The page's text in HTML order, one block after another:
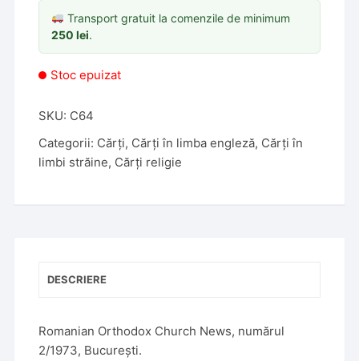
Transport gratuit la comenzile de minimum
250lei.
Stoc epuizat
SKU: C64
Categorii: Cărți, Cărți în limba engleză, Cărți în
limbi străine, Cărți religie
DESCRIERE
Romanian Orthodox Church News, numărul
2/1973, București.